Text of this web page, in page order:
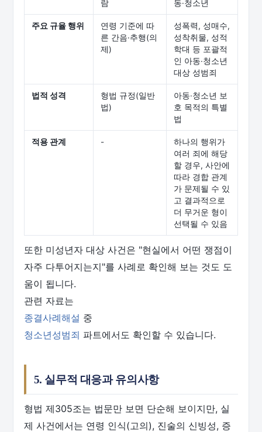
람 동·청소년
주요 규율 행위
연령 기준에 따
른 간음·추행(의
제)
성폭력, 성매수,
성착취물, 성적
학대 등 포괄적
인 아동·청소년
대상 성범죄
법적 성격
형법 규정(일반
법)
아동·청소년 보
호 목적의 특별
법
적용 관계 -
하나의 행위가
여러 죄에 해당
할 경우, 사안에
따라 경합 관계
가 문제될 수 있
고 결과적으로
더 무거운 형이
선택될 수 있음
또한 미성년자 대상 사건은 "현실에서 어떤 쟁점이
자주 다투어지는지"를 사례로 확인해 보는 것도 도
움이 됩니다.
관련 자료는
종결사례해설 중
청소년성범죄 파트에서도 확인할 수 있습니다.
5. 실무적 대응과 유의사항
형법 제305조는 법문만 보면 단순해 보이지만, 실
제 사건에서는 연령 인식(고의), 진술의 신빙성, 증